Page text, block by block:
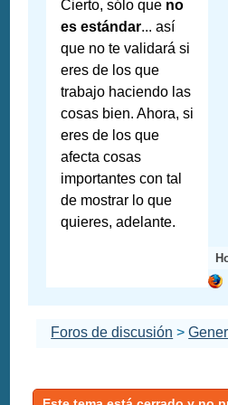
Cierto, sólo que no
es estándar... así
que no te validará si
eres de los que
trabajo haciendo las
cosas bien. Ahora, si
eres de los que
afecta cosas
importantes con tal
de mostrar lo que
quieres, adelante.
Foros de discusión >